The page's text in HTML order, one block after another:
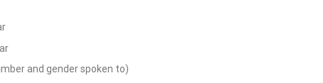
and gender spoken to)